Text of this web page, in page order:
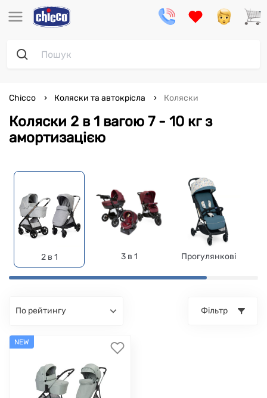
Коляски 2 в 1 вагою 7 - 10 кг з
амортизацією
Chicco Коляски та автокрісла Коляски
2 в 1 3 в 1 Прогулянкові
по рейтингу Фільтр
NEW